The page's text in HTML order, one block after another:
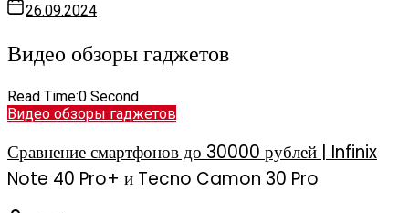
26.09.2024
Видео обзоры гаджетов
Read Time:0 Second
Видео обзоры гаджетов
Сравнение смартфонов до 30000 рублей | Infinix
Note 40 Pro+ и Tecno Camon 30 Pro